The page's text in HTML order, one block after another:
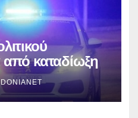
καταδίωξη